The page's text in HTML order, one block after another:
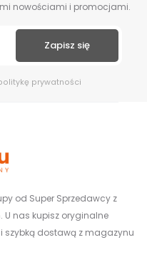
nowościami i promocjami.
prywatności
od Super Sprzedawcy z
nas kupisz oryginalne
szybką dostawą z magazynu